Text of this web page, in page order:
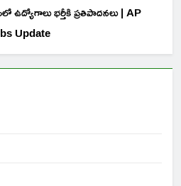
ఉద్యోగాలు భర్తీకి ప్రతిపాదనలు | AP
Update